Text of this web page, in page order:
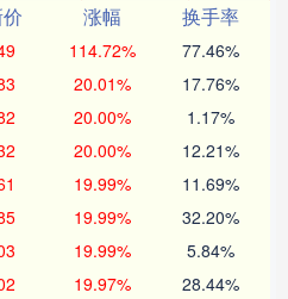
涨幅
换手率
114.72% 77.46%
20.01% 17.76%
20.00% 1.17%
20.00% 12.21%
19.99% 11.69%
19.99% 32.20%
19.99% 5.84%
19.97% 28.44%